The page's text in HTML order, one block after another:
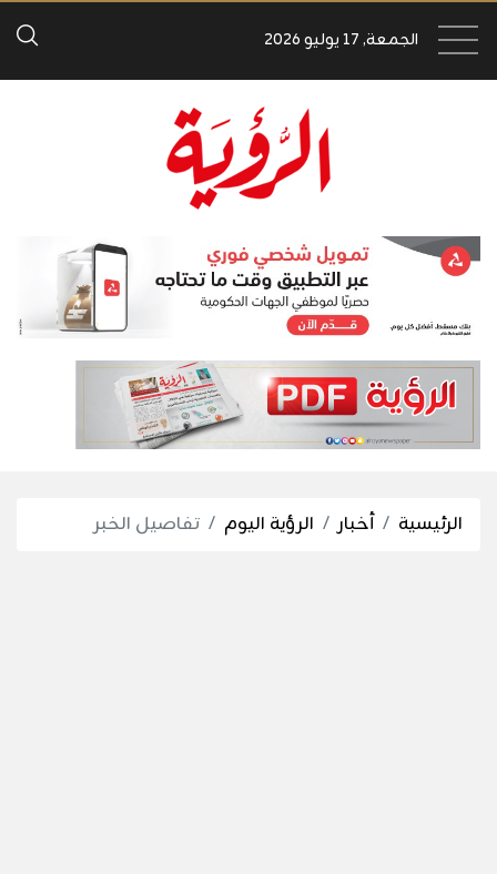
الجمعة, 17 يوليو 2026
الرئيسية أخبار الرؤية اليوم تفاصيل الخبر